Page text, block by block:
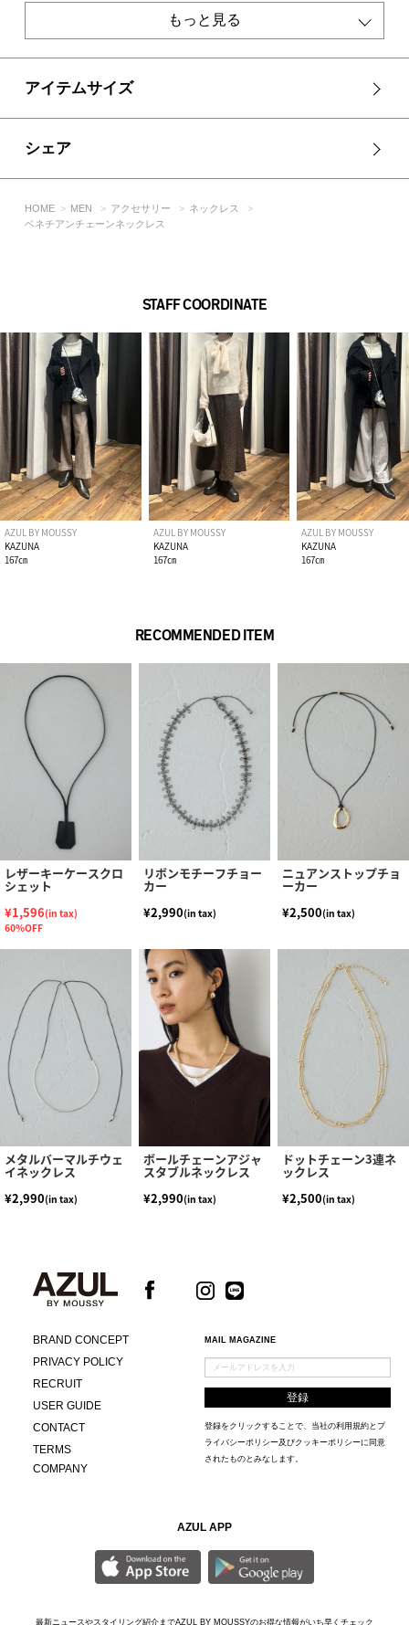
※画像の商品は光の照射や角度、お使いのモニター環境によ
り、実物と色味が異なる場合がございます。
もっと見る
アイテムサイズ
シェア
HOME MEN アクセサリー
ネックレス
ベネチアンチェーンネックレス
STAFF COORDINATE
AZUL BY MOUSSY
KAZUNA
167㎝
AZUL BY MOUSSY
KAZUNA
167㎝
AZUL BY MOUSSY
KAZUNA
167㎝
RECOMMENDED ITEM
レザーキーケースクロ
シェット
¥1,596(in tax)
60%OFF
リボンモチーフチョー
カー
¥2,990(in tax)
ニュアンストップチョ
ーカー
¥2,500(in tax)
メタルバーマルチウェ
イネックレス
¥2,990(in tax)
ボールチェーンアジャ
スタブルネックレス
¥2,990(in tax)
ドットチェーン3連ネ
ックレス
¥2,500(in tax)
BRAND CONCEPT
PRIVACY POLICY
RECRUIT
USER GUIDE
CONTACT
TERMS
COMPANY
MAIL MAGAZINE
登録をクリックすることで、当社の利用規約とプ
ライバシーポリシー及びクッキーポリシーに同意
されたものとみなします。
AZUL APP
最新ニュースやスタイリング紹介までAZUL BY MOUSSYのお得な情報がいち早くチェック